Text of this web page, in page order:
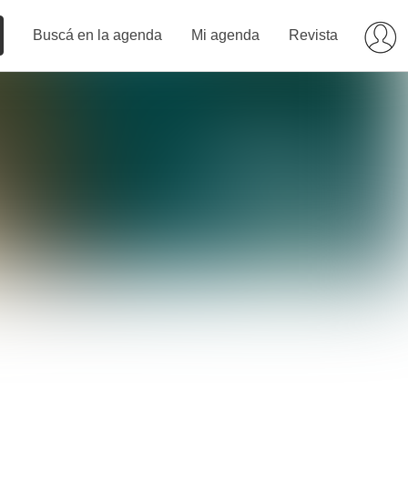
Buscá en la agenda Mi agenda Revista